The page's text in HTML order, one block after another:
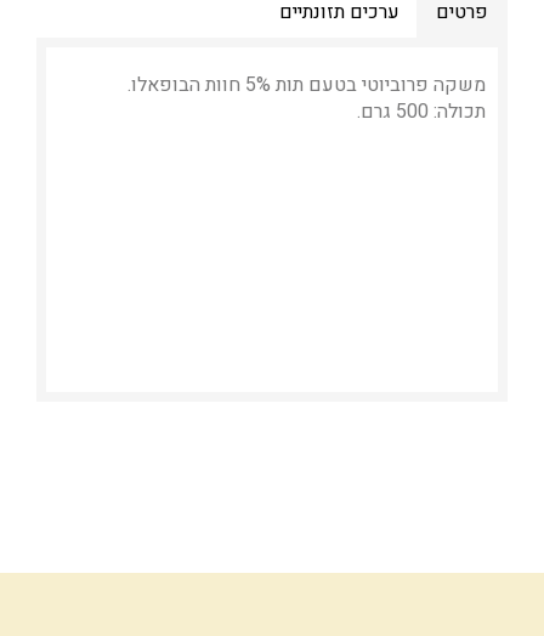
פרטים
ערכים תזונתיים
משקה פרוביוטי בטעם תות 5% חוות הבופאלו.
תכולה: 500 גרם.